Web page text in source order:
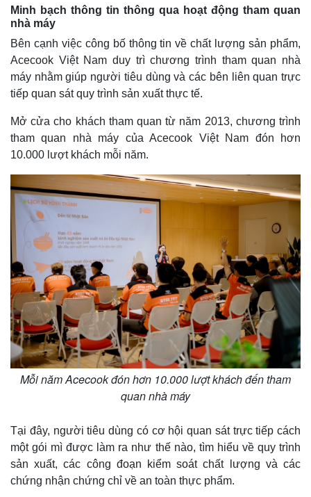
Kinh tế
Bất động sản
Khởi nghiệp
Thị trường
Giá vàng
Tiêu dùng
Tỷ giá
Chứng khoán
Giá cà phê
Minh bạch thông tin thông qua hoạt động tham quan
nhà máy
Bên cạnh việc công bố thông tin về chất lượng sản phẩm,
Acecook Việt Nam duy trì chương trình tham quan nhà
máy nhằm giúp người tiêu dùng và các bên liên quan trực
tiếp quan sát quy trình sản xuất thực tế.
Mở cửa cho khách tham quan từ năm 2013, chương trình
tham quan nhà máy của Acecook Việt Nam đón hơn
10.000 lượt khách mỗi năm.
Mỗi năm Acecook đón hơn 10.000 lượt khách đến tham
quan nhà máy
Tại đây, người tiêu dùng có cơ hội quan sát trực tiếp cách
một gói mì được làm ra như thế nào, tìm hiểu về quy trình
sản xuất, các công đoạn kiểm soát chất lượng và các
chứng nhận chứng chỉ về an toàn thực phẩm.